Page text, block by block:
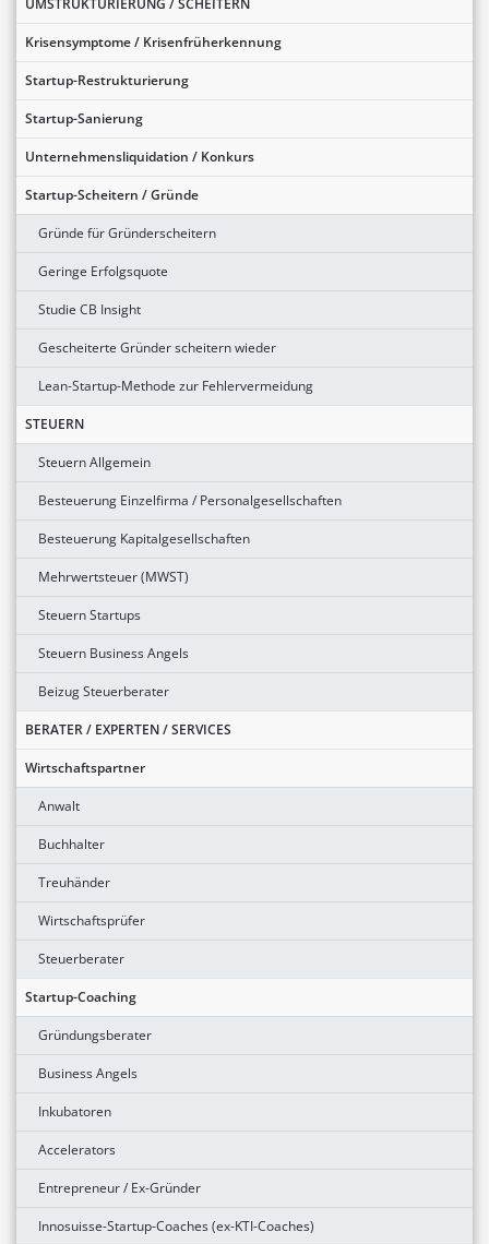
UMSTRUKTURIERUNG / SCHEITERN
Krisensymptome / Krisenfrüherkennung
Startup-Restrukturierung
Startup-Sanierung
Unternehmensliquidation / Konkurs
Startup-Scheitern / Gründe
Gründe für Gründerscheitern
Geringe Erfolgsquote
Studie CB Insight
Gescheiterte Gründer scheitern wieder
Lean-Startup-Methode zur Fehlervermeidung
STEUERN
Steuern Allgemein
Besteuerung Einzelfirma / Personalgesellschaften
Besteuerung Kapitalgesellschaften
Mehrwertsteuer (MWST)
Steuern Startups
Steuern Business Angels
Beizug Steuerberater
BERATER / EXPERTEN / SERVICES
Wirtschaftspartner
Anwalt
Buchhalter
Treuhänder
Wirtschaftsprüfer
Steuerberater
Startup-Coaching
Gründungsberater
Business Angels
Inkubatoren
Accelerators
Entrepreneur / Ex-Gründer
Innosuisse-Startup-Coaches (ex-KTI-Coaches)